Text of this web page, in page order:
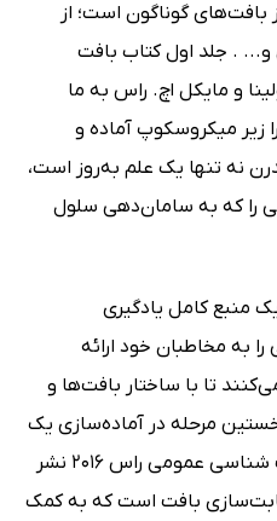
گوناگون است؛ از
. جلد اول کتاب بافت
ویچک پاولینا و مایکل اچ. راس به ما
زیر میکروسکوپ آماده و
نه تنها یک علم به‌روز است،
را که به سامان‌دهی سلول
منبع کامل یادگیری
به مخاطبان خود ارائه
تا با ساختار بافت‌ها و
مرحله در آماده‌سازی یک
نمونه‌ی بافتی که در کتاب بافت شناسی عمومی راس 2016 نشر
بافت است که به کمک